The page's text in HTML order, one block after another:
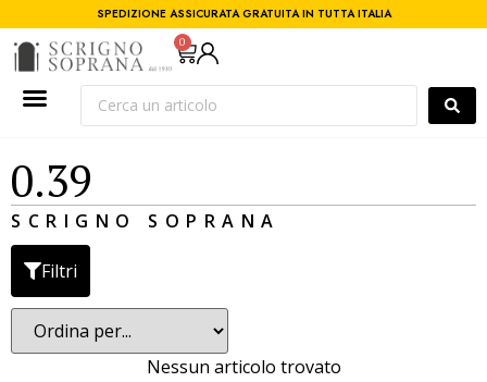
SPEDIZIONE ASSICURATA GRATUITA IN TUTTA ITALIA
0
0.39
SCRIGNO SOPRANA
Filtri
Nessun articolo trovato